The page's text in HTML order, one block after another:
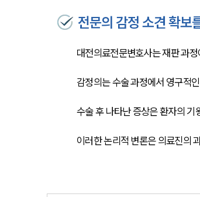
전문의 감정 소견 확보
대전의료전문변호사는 재판 과
감정의는 수술 과정에서 영구적
수술 후 나타난 증상은 환자의 기
이러한 논리적 변론은 의료진의